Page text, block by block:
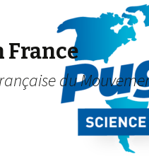
France
du